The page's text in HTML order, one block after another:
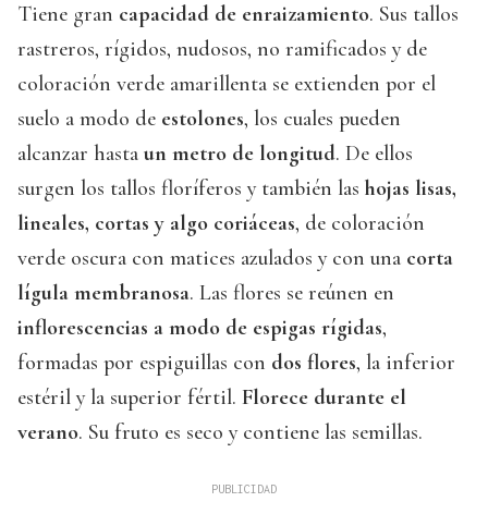
Tiene gran capacidad de enraizamiento. Sus tallos
rastreros, rígidos, nudosos, no ramificados y de
coloración verde amarillenta se extienden por el
suelo a modo de estolones, los cuales pueden
alcanzar hasta un metro de longitud. De ellos
surgen los tallos floríferos y también las hojas lisas,
lineales, cortas y algo coriáceas, de coloración
verde oscura con matices azulados y con una corta
lígula membranosa. Las flores se reúnen en
inflorescencias a modo de espigas rígidas,
formadas por espiguillas con dos flores, la inferior
estéril y la superior fértil. Florece durante el
verano. Su fruto es seco y contiene las semillas.